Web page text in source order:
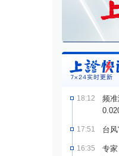
18:12
频
17:51 台
16:35
专家